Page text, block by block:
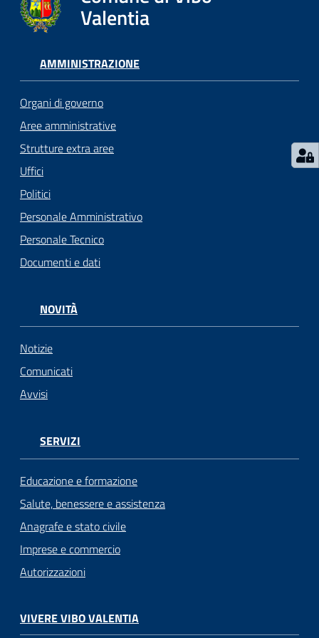
argomenti...
Seguici
su
Valentia
AMMINISTRAZIONE
Organi di governo
Aree amministrative
Strutture extra aree
Uffici
Politici
Personale Amministrativo
Personale Tecnico
Documenti e dati
NOVITÀ
Notizie
Comunicati
Avvisi
SERVIZI
Educazione e formazione
Salute, benessere e assistenza
Anagrafe e stato civile
Imprese e commercio
Autorizzazioni
VIVERE VIBO VALENTIA